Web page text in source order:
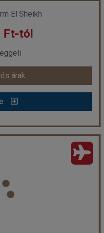
Ft-tól
árak
El Sheikh
Ft-tól
árak
El Sheikh repülővel
El Sheikh
Repülővel
szoba, kertre néző